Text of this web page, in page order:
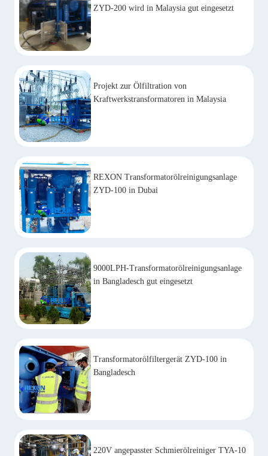
ZYD-200 wird in Malaysia gut eingesetzt
Projekt zur Ölfiltration von
Kraftwerkstransformatoren in Malaysia
REXON Transformatorölreinigungsanlage
ZYD-100 in Dubai
9000LPH-Transformatorölreinigungsanlage
in Bangladesch gut eingesetzt
Transformatorölfiltergerät ZYD-100 in
Bangladesch
220V angepasster Schmierölreiniger TYA-10